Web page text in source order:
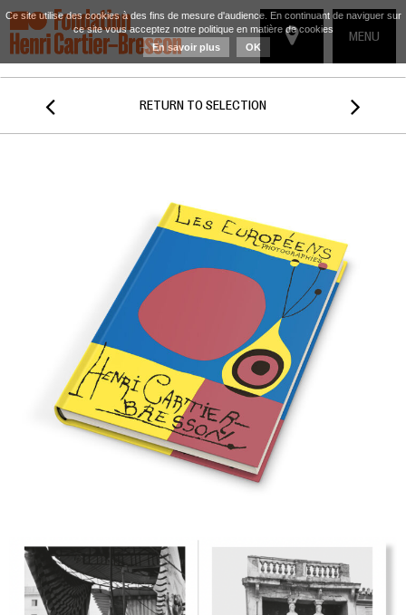
TOGGLE
MENU
 RETURN TO SELECTION 
Ce site utilise des cookies à des fins de mesure d'audience. En continuant de naviguer sur
ce site vous acceptez notre politique en matière de cookies
En savoir plus
OK